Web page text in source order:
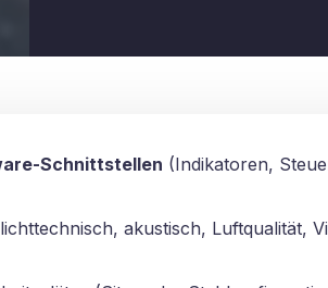
Schnittstellen (Indikatoren,
akustisch, Luftqualität,